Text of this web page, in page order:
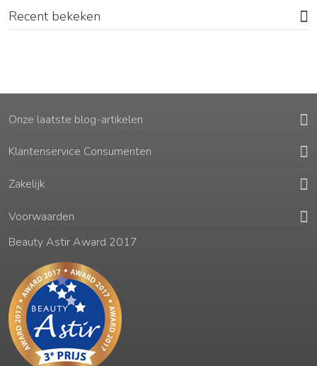
Recent bekeken
Onze laatste blog-artikelen
Klantenservice Consumenten
Zakelijk
Voorwaarden
Beauty Astir Award 2017